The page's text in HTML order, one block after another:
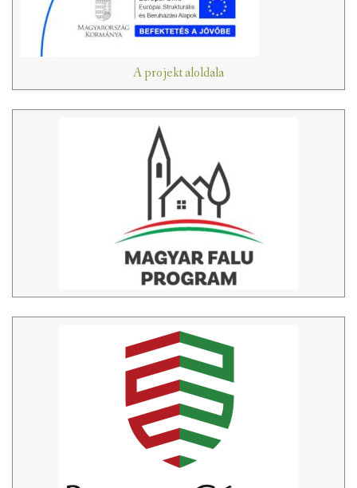
A projekt aloldala